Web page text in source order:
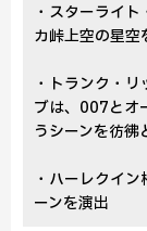
・スターライ
カ峠上空の星空
・トランク・
ブは、007とオ
うシーンを彷彿
・ハーレクイ
ーンを演出